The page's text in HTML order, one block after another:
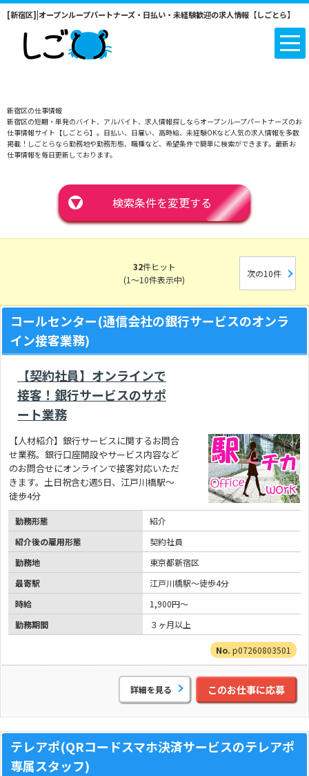
[新宿区]|オープンループパートナーズ・日払い・未経験歓迎の求人情報【しごとら】
新宿区の仕事情報
新宿区の短期・単発のバイト、アルバイト、求人情報探しならオープンループパートナーズのお
仕事情報サイト【しごとら】。日払い、日雇い、高時給、未経験OKなど人気の求人情報を多数
掲載！しごとらなら勤務地や勤務形態、職種など、希望条件で簡単に検索ができます。最新お
仕事情報を毎日更新しております。
▼ 検索条件を変更する
32件ヒット
(1～10件表示中)
次の10件
コールセンター(通信会社の銀行サービスのオンラ
イン接客業務)
【契約社員】オンラインで
接客！銀行サービスのサポ
ート業務
【人材紹介】銀行サービスに関するお問合
せ業務。銀行口座開設やサービス内容など
のお問合せにオンラインで接客対応いただ
きます。土日祝含む週5日、江戸川橋駅～
徒歩4分
勤務形態
紹介
紹介後の雇用形態
契約社員
勤務地
東京都新宿区
最寄駅
江戸川橋駅～徒歩4分
時給
1,900円～
勤務期間
３ヶ月以上
p07260803501
詳細を見る このお仕事に応募
テレアポ(QRコードスマホ決済サービスのテレアポ
専属スタッフ)